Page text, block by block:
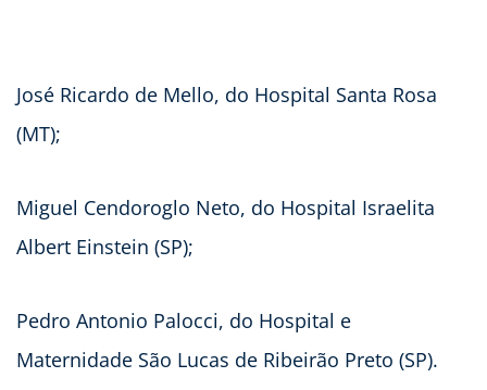
José Ricardo de Mello, do Hospital Santa Rosa
(MT);
Miguel Cendoroglo Neto, do Hospital Israelita
Albert Einstein (SP);
Pedro Antonio Palocci, do Hospital e
Maternidade São Lucas de Ribeirão Preto (SP).